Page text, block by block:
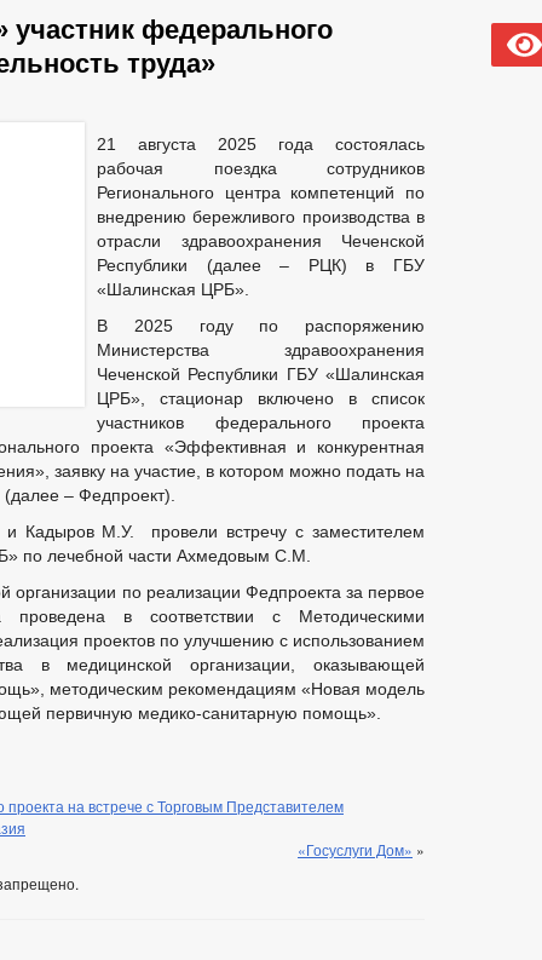
КОНТАКТНАЯ ИНФОРМАЦИЯ
УСЛОВИЯ И
СВЕДЕНИЯ О ВАКАНТНЫХ ДОЛЖНОСТЯХ
СЛУЖБУ
ФУНКЦИИ
СТРУКТУРА, ПОЛНОМОЧИЯ, ЗАДАЧИ И ФУНКЦИИ
ДЕПУТАТОВ
ИНЫЕ АКТЫ В СФЕРЕ ПРОТИВОДЕЙСТВИЯ КОРРУПЦИИ
МАТЕРИАЛЫ
СВЯЗАННЫХ С ПРОТИВОДЕЙСТВИЕМ КОРРУПЦИИ, ДЛЯ
ИМУЩЕСТВЕ И ОБЯЗАТЕЛЬСТВАХ ИМУЩЕСТВЕННОГО ХАРАКТЕРА
К СЛУЖЕБНОМУ ПОВЕДЕНИЮ И УРЕГУЛИРОВАНИЮ КОНФЛИКТА
ФАКТАХ КОРРУПЦИИ
УСТАВА
РЕЕСТР НПА
ПРОЕКТЫ К ОБСУЖДЕНИЮ
ПЕРЕЧЕНЬ ОБЯЗАТЕЛЬНЫХ ТРЕБОВАНИЙ
АДМИНИСТРАЦИИ
РАСПОРЯЖЕНИЯ
ПУБЛИЧНЫЕ СЛУШАНИЯ МОДЕЛЬНЫЕ АКТЫ
_
ЗАЯВЛЕНИЯ И ИНЫХ ДОКУМЕНТОВ ДЛЯ ОКАЗАНИЯ УСЛУГ
УСЛУГ
РЕЕСТР МУНИЦИПАЛЬНЫХ УСЛУГ
ПРАВОВЫЕ АКТЫ
МУНИЦИПАЛЬНЫЕ УСЛУГИ
ИНТЕРНЕТ ПРИЕМНАЯ
ГРАФИК ПРИЕМА ГРАЖДАН
ГРАЖДАН
ФОРМА ОБРАЩЕНИЙ И ЗАЯВЛЕНИЙ
ОБРАЩЕНИЙ
федерального
труда»
21 августа 2025 года состоялась
рабочая поездка сотрудников
Регионального центра компетенций по
внедрению бережливого производства в
отрасли здравоохранения Чеченской
Республики (далее – РЦК) в ГБУ
«Шалинская ЦРБ».
В 2025 году по распоряжению
Министерства здравоохранения
Чеченской Республики ГБУ «Шалинская
ЦРБ», стационар включено в список
участников федерального проекта
проекта «Эффективная и конкурентная
заявку на участие, в котором можно подать на
– Федпроект).
Кадыров М.У. провели встречу с заместителем
по лечебной части Ахмедовым С.М.
организации по реализации Федпроекта за первое
в соответствии с Методическими
проектов по улучшению с использованием
в медицинской организации, оказывающей
методическим рекомендациям «Новая модель
первичную медико-санитарную помощь».
на встрече с Торговым Представителем
«Госуслуги Дом» »